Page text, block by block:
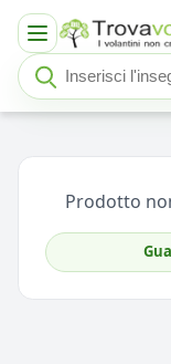
Cerca insegna o
Seleziona
Prodotto